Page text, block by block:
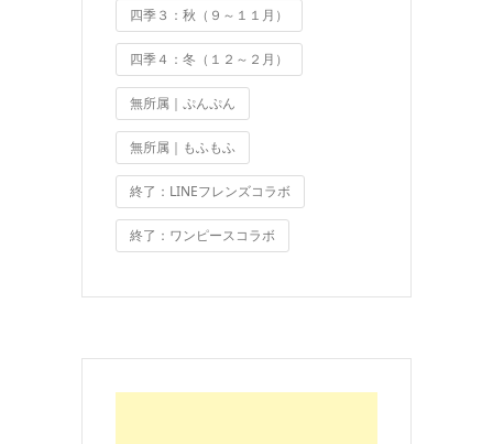
四季３：秋（９～１１月）
四季４：冬（１２～２月）
無所属｜ぷんぷん
無所属｜もふもふ
終了：LINEフレンズコラボ
終了：ワンピースコラボ